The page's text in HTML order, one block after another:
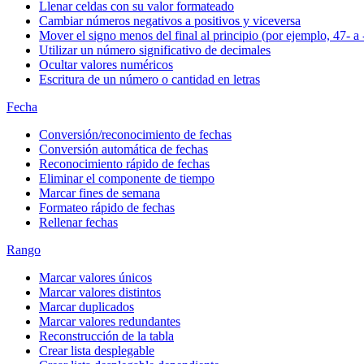
Llenar celdas con su valor formateado
Cambiar números negativos a positivos y viceversa
Mover el signo menos del final al principio (por ejemplo, 47- a
Utilizar un número significativo de decimales
Ocultar valores numéricos
Escritura de un número o cantidad en letras
Fecha
Conversión/reconocimiento de fechas
Conversión automática de fechas
Reconocimiento rápido de fechas
Eliminar el componente de tiempo
Marcar fines de semana
Formateo rápido de fechas
Rellenar fechas
Rango
Marcar valores únicos
Marcar valores distintos
Marcar duplicados
Marcar valores redundantes
Reconstrucción de la tabla
Crear lista desplegable